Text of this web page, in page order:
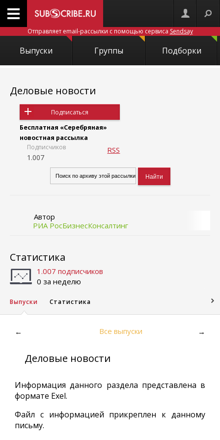
Отправляет email-рассылки с помощью сервиса Sendsay
Выпуски Группы Подборки
Деловые новости
Подписаться
Бесплатная «Серебряная»
новостная рассылка
Подписчиков
1.007
RSS
Автор
РИА РосБизнесКонсалтинг
Статистика
1.007 подписчиков
0 за неделю
Выпуски Статистика
← Все выпуски →
Деловые новости
Информация данного раздела представлена в
формате Exel.
Файл с информацией прикреплен к данному
письму.